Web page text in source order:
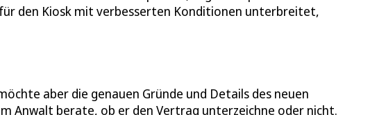
den Kiosk mit verbesserten Konditionen unterbreitet,
aber die genauen Gründe und Details des neuen
Anwalt berate, ob er den Vertrag unterzeichne oder nicht.